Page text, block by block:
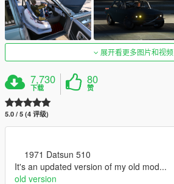
展开看更多图片和视频
7,730
下载
80
赞
5.0 / 5 (4 评级)
1971 Datsun 510
It's an updated version of my old mod...
old version